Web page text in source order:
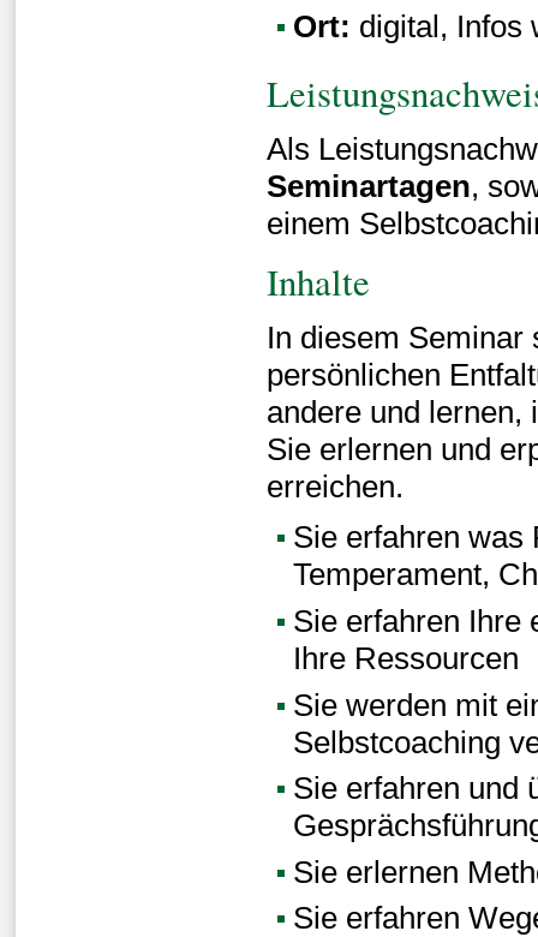
Ort: digital, Infos
Als
Seminartagen,
einem
Inhalte
In diesem Seminar
persönlichen
andere und lernen,
Sie erlernen und
erreichen.
Sie erfahren was
Temperament,
Sie erfahren Ihre
Ihre Ressourcen
Sie werden mit
Selbstcoaching
Sie erfahren und
Sie erlernen
Sie erfahren